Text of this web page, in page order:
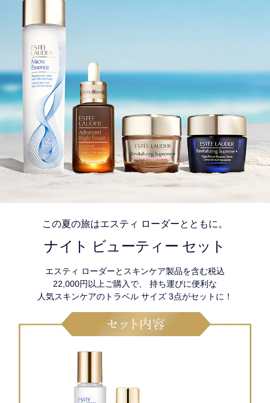
この夏の旅はエスティ ローダーとともに。
ナイト ビューティー セット
エスティ ローダーとスキンケア製品を含む税込
22,000円以上ご購入で、 持ち運びに便利な
人気スキンケアのトラベル サイズ 3点がセットに！